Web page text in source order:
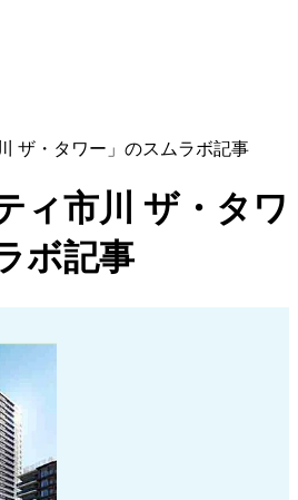
ザ・タワー」のスムラボ記事
ィ市川 ザ・タワ
ボ記事